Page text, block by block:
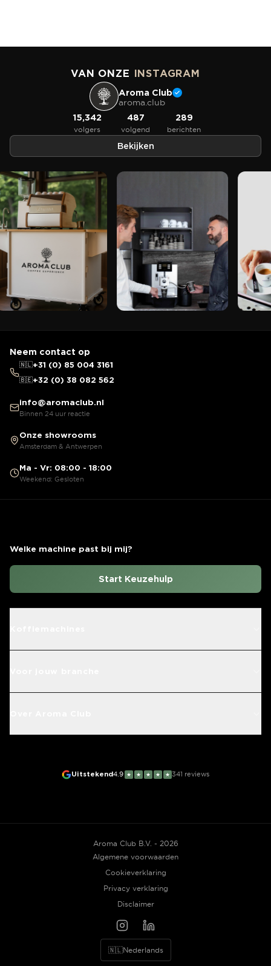
VAN ONZE INSTAGRAM
Aroma Club
aroma.club
15,342
volgers
487
volgend
289
berichten
Bekijken
Neem contact op
🇳🇱+31 (0) 85 004 3161
🇧🇪+32 (0) 38 082 562
info@aromaclub.nl
Binnen 24 uur reactie
Onze showrooms
Amsterdam & Antwerpen
Ma - Vr: 08:00 - 18:00
Weekend: Gesloten
Welke machine past bij mij?
Start Keuzehulp
Uitstekend4.9 ★ ★ ★ ★ ★ 341 reviews
Aroma Club B.V. - 2026
Algemene voorwaarden
Cookieverklaring
Privacy verklaring
Disclaimer
🇳🇱Nederlands